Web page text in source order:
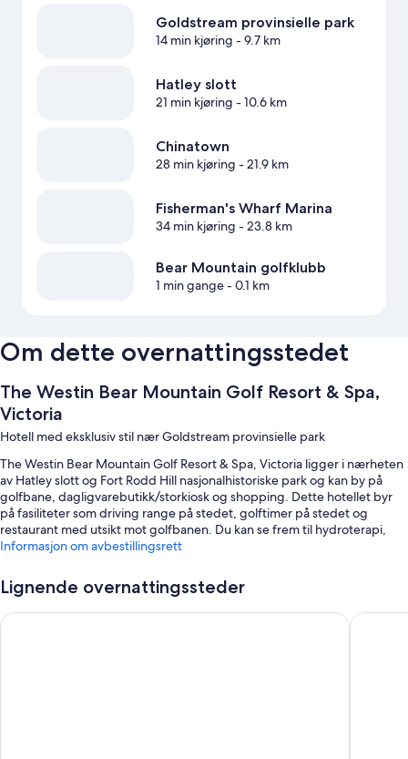
Goldstream provinsielle park
14 min kjøring - 9.7 km
Hatley slott
21 min kjøring - 10.6 km
Chinatown
28 min kjøring - 21.9 km
Fisherman's Wharf Marina
34 min kjøring - 23.8 km
Bear Mountain golfklubb
1 min gange- 0.1 km
Om dette overnattingsstedet
The Westin Bear Mountain Golf Resort & Spa,
Victoria
Hotell med eksklusiv stil nær Goldstream provinsielle park
The Westin Bear Mountain Golf Resort & Spa, Victoria ligger i nærheten
av Hatley slott og Fort Rodd Hill nasjonalhistoriske park og kan by på
golfbane, dagligvarebutikk/storkiosk og shopping. Dette hotellet byr
på fasiliteter som driving range på stedet, golftimer på stedet og
restaurant med utsikt mot golfbanen. Du kan se frem til hydroterapi,
massasje med varme steiner og aromaterapi på Amatista Spa, stedets
frokost, lunsj og middag. I tillegg til fasiliteter som hage og
renseri-/vaskeritjenester får gjestene tilgang til wi-fi på rommet
(inkludert).
Informasjon om avbestillingsrett
Lignende overnattingssteder
Fairways Hotel on the Mountain Four